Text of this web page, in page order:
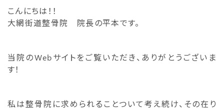
こんにちは！！
大網街道整骨院 院長の平本です。
当院のWebサイトをご覧いただき、ありがとうございま
す！
私は整骨院に求められることついて考え続け、その在り